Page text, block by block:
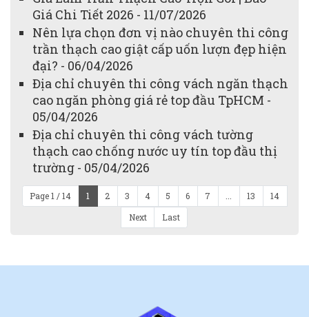
Giá Chi Tiết 2026 - 11/07/2026
Nên lựa chọn đơn vị nào chuyên thi công
trần thạch cao giật cấp uốn lượn đẹp hiện
đại? - 06/04/2026
Địa chỉ chuyên thi công vách ngăn thạch
cao ngăn phòng giá rẻ top đầu TpHCM -
05/04/2026
Địa chỉ chuyên thi công vách tường
thạch cao chống nước uy tín top đầu thị
trường - 05/04/2026
Page 1 / 14 1 2 3 4 5 6 7 13
14
Next
Last